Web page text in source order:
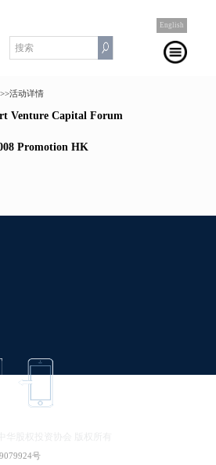
English
>>活动详情
Venture Capital Forum
Promotion HK
号